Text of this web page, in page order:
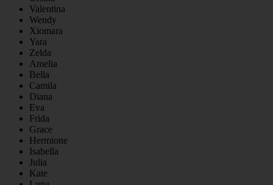
Valentina
Wendy
Xiomara
Yara
Zelda
Amelia
Bella
Camila
Diana
Eva
Frida
Grace
Hermione
Isabella
Julia
Kate